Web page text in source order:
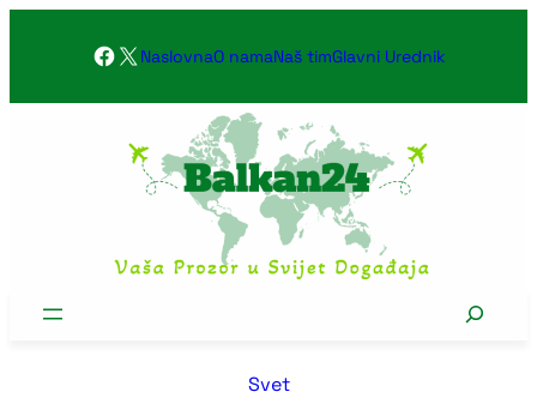
Facebook
X NaslovnaO namaNaš timGlavni Urednik
Search
Svet